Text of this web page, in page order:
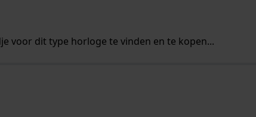
voor dit type horloge te vinden en te kopen...